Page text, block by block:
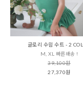
글로리 수읨 수트 - 2
M, XL 빠른배송 !
39,100원
27,370원